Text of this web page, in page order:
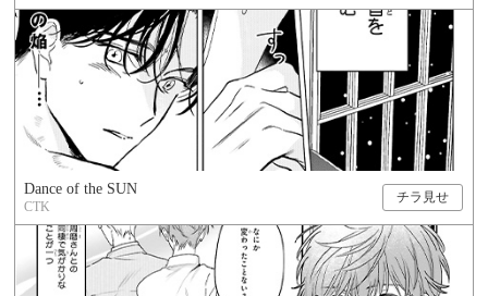
Dance of the SUN
CTK
チラ見せ